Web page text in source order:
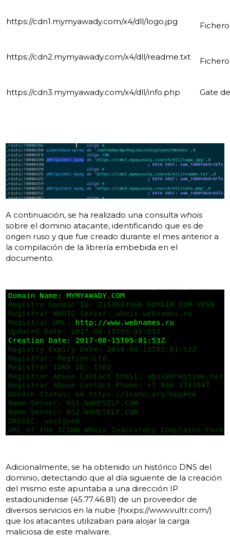
https://cdn1.mymyawady.com/x4/dll/logo.jpg
https://cdn2.mymyawady.com/x4/dll/readme.txt
https://cdn3.mymyawady.com/x4/dll/info.php Gate
A continuación, se ha realizado una consulta whois
sobre el dominio atacante, identificando que es de
origen ruso y que fue creado durante el mes anterior a
la compilación de la librería embebida en el
documento.
Adicionalmente, se ha obtenido un histórico DNS del
dominio, detectando que al día siguiente de la creación
del mismo este apuntaba a una dirección IP
estadounidense (45.77.46.81) de un proveedor de
diversos servicios en la nube (hxxps://www.vultr.com/)
que los atacantes utilizaban para alojar la carga
maliciosa de este malware.